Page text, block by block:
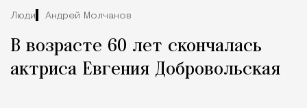
Люди Андрей Молчанов
В возрасте 60 лет скончалась
актриса Евгения Добровольская